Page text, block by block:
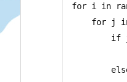
for i in